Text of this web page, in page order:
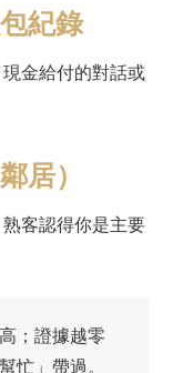
紀錄
金給付的對話或
居）
客認得你是主要
；證據越零
忙」帶過。